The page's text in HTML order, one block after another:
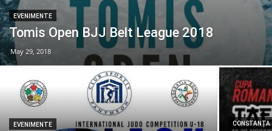
EVENIMENTE
Tomis Open BJJ Belt League 2018
May 29, 2018
EVENIMENTE CONSTANȚA